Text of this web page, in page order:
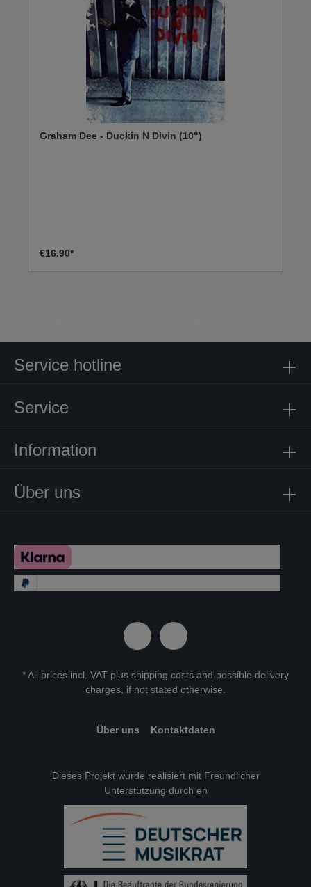
Graham Dee - Duckin N Divin (10")
€16.90*
Über uns
Service hotline
Service
Information
* All prices incl. VAT plus shipping costs and possible delivery
charges, if not stated otherwise.
Über uns Kontaktdaten
Dieses Projekt wurde realisiert mit Freundlicher
Unterstützung durch en